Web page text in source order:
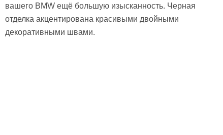
вашего BMW ещё большую изысканность. Черная
отделка акцентирована красивыми двойными
декоративными швами.